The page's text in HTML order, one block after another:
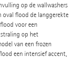
op de wallwashers
oval flood de langgerekte
voor een
op het
van een frozen
een intensief accent,